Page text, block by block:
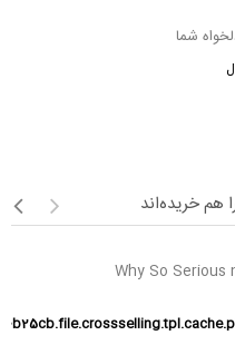
شما
هم خریده‌اند